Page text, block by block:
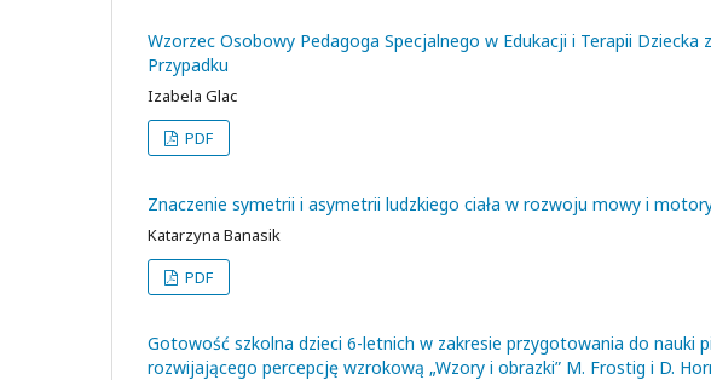
Wzorzec Osobowy Pedagoga Specjalnego w Edukacji i Terapii
Przypadku
Izabela Glac
PDF
Znaczenie symetrii i asymetrii ludzkiego ciała w rozwoju mowy i
Katarzyna Banasik
PDF
Gotowość szkolna dzieci 6-letnich w zakresie przygotowania do nauki
rozwijającego percepcję wzrokową „Wzory i obrazki” M. Frostig i D.